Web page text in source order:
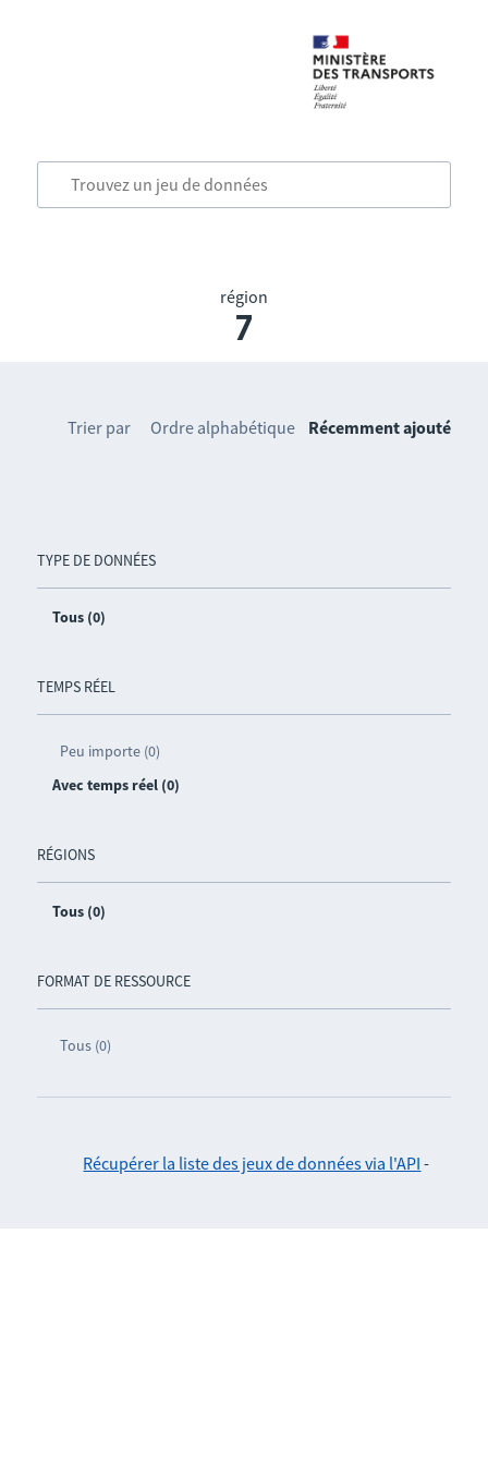
région
7
TYPE DE DONNÉES
Tous (0)
TEMPS RÉEL
Peu importe (0)
Avec temps réel (0)
RÉGIONS
Tous (0)
FORMAT DE RESSOURCE
Tous (0)
Trier par Ordre alphabétique Récemment ajouté
Récupérer la liste des jeux de données via l'API -